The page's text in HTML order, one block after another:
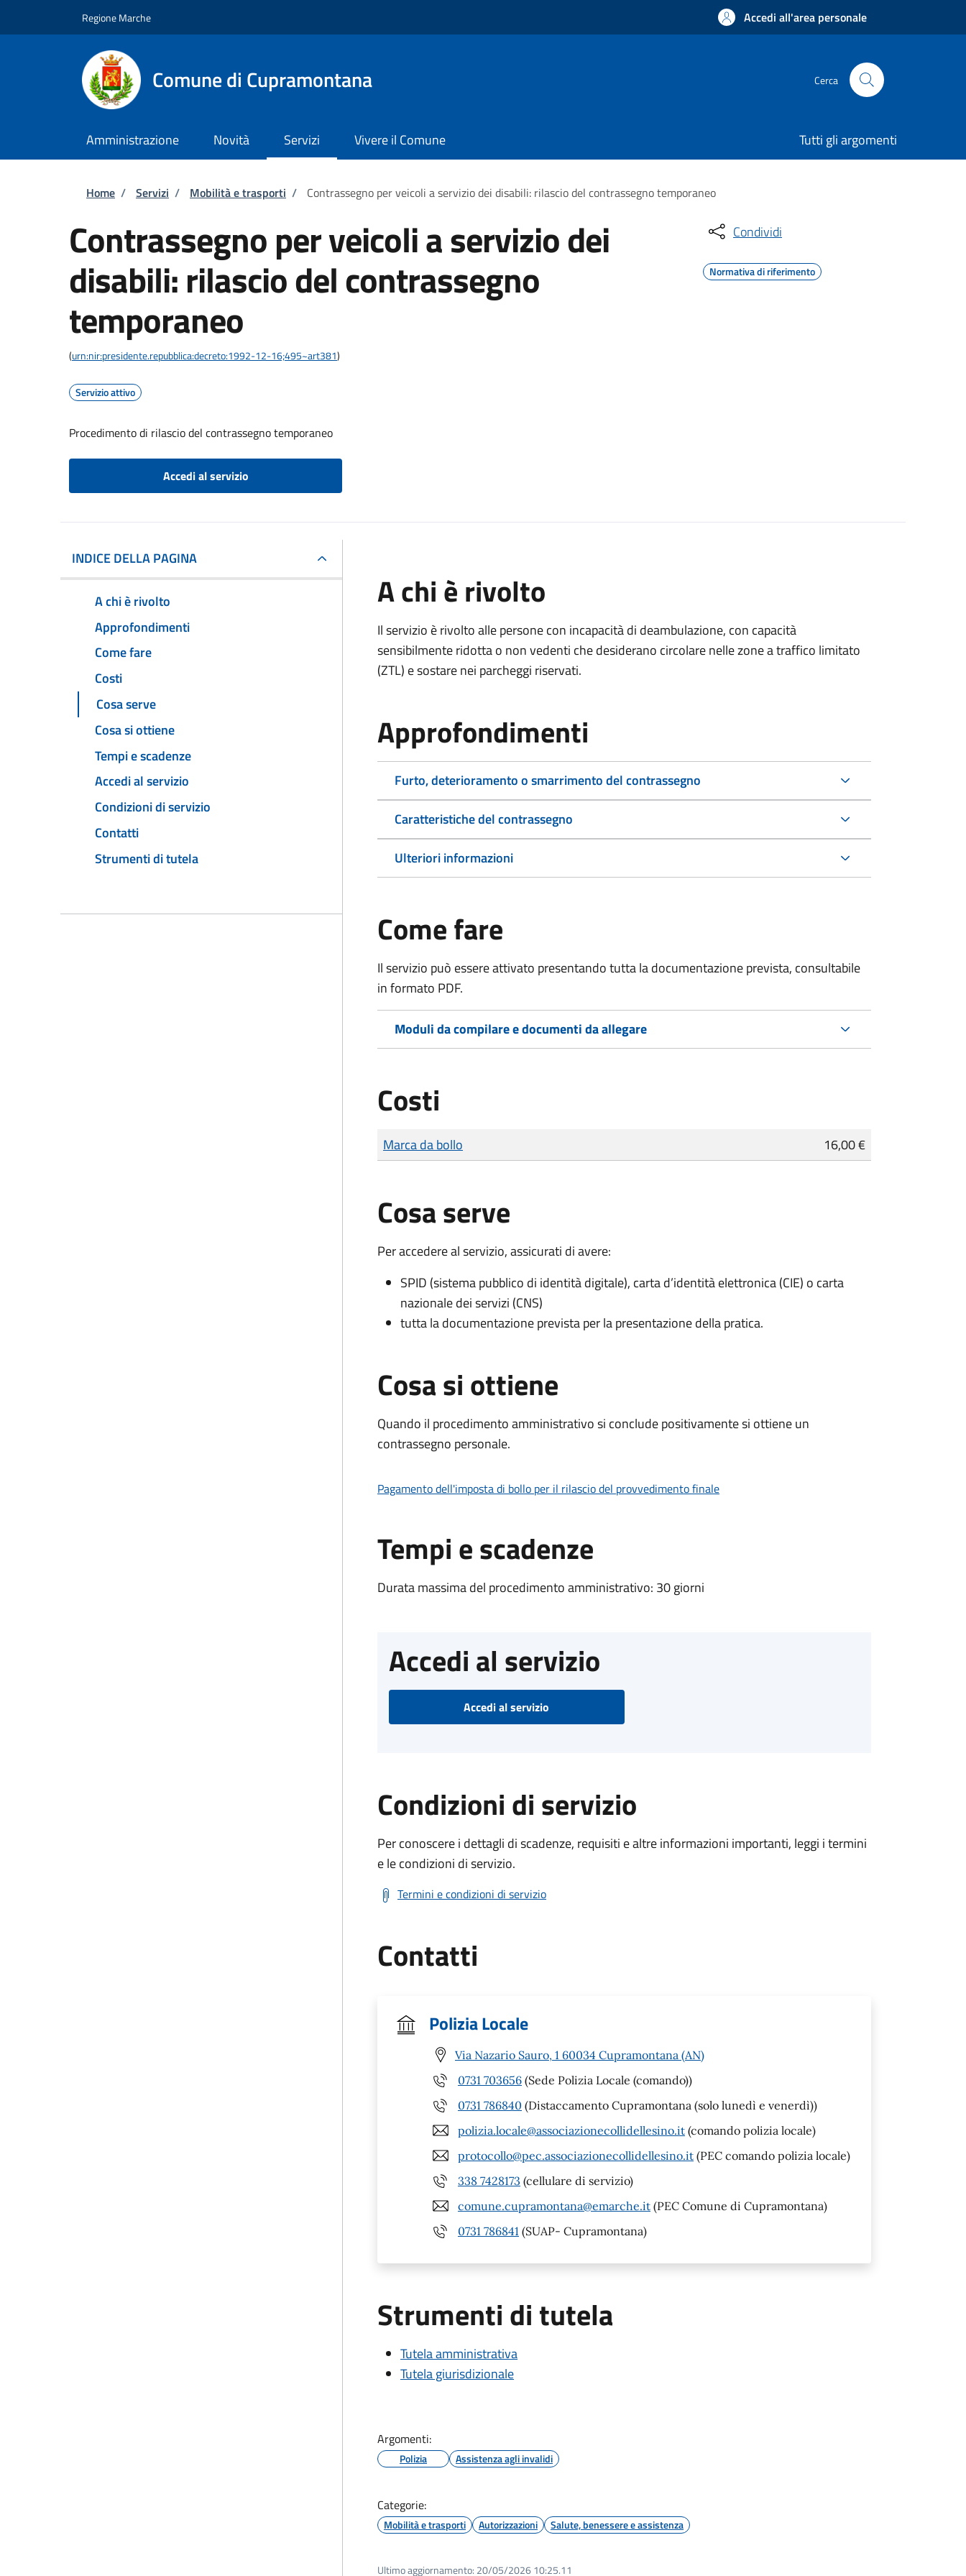
Regione Marche Accedi all'area personale
Comune di Cupramontana Cerca
Amministrazione Novità Servizi Vivere il Comune Tutti gli argomenti
Briciole di pane
Home / Servizi / Mobilità e trasporti / Contrassegno per veicoli a servizio dei disabili: rilascio del contrassegno temporaneo
Contrassegno per veicoli a servizio dei
disabili: rilascio del contrassegno
temporaneo
(urn:nir:presidente.repubblica:decreto:1992-12-16;495~art381)
Servizio attivo
Procedimento di rilascio del contrassegno temporaneo
Accedi al servizio
Condividi
Normativa di riferimento
INDICE DELLA PAGINA
A chi è rivolto
Approfondimenti
Come fare
Costi
Cosa serve
Cosa si ottiene
Tempi e scadenze
Accedi al servizio
Condizioni di servizio
Contatti
Strumenti di tutela
A chi è rivolto
Il servizio è rivolto alle persone con incapacità di deambulazione, con capacità
sensibilmente ridotta o non vedenti che desiderano circolare nelle zone a traffico limitato
(ZTL) e sostare nei parcheggi riservati.
Approfondimenti
Furto, deterioramento o smarrimento del contrassegno
Caratteristiche del contrassegno
Ulteriori informazioni
Come fare
Il servizio può essere attivato presentando tutta la documentazione prevista, consultabile
in formato PDF.
Moduli da compilare e documenti da allegare
Costi
Tipo di pagamento
Importo
Marca da bollo 16,00 €
Cosa serve
Per accedere al servizio, assicurati di avere:
SPID (sistema pubblico di identità digitale), carta d’identità elettronica (CIE) o carta
nazionale dei servizi (CNS)
tutta la documentazione prevista per la presentazione della pratica.
Cosa si ottiene
Quando il procedimento amministrativo si conclude positivamente si ottiene un
contrassegno personale.
Pagamento dell'imposta di bollo per il rilascio del provvedimento finale
Tempi e scadenze
Durata massima del procedimento amministrativo: 30 giorni
Accedi al servizio
Accedi al servizio
Condizioni di servizio
Per conoscere i dettagli di scadenze, requisiti e altre informazioni importanti, leggi i termini
e le condizioni di servizio.
Termini e condizioni di servizio
Contatti
Polizia Locale
Via Nazario Sauro, 1 60034 Cupramontana (AN)
0731 703656 (Sede Polizia Locale (comando))
0731 786840 (Distaccamento Cupramontana (solo lunedì e venerdì))
polizia.locale@associazionecollidellesino.it (comando polizia locale)
protocollo@pec.associazionecollidellesino.it (PEC comando polizia locale)
338 7428173 (cellulare di servizio)
comune.cupramontana@emarche.it (PEC Comune di Cupramontana)
0731 786841 (SUAP- Cupramontana)
Strumenti di tutela
Tutela amministrativa
Tutela giurisdizionale
Argomenti:
Polizia Assistenza agli invalidi
Categorie:
Mobilità e trasporti Autorizzazioni Salute, benessere e assistenza
Ultimo aggiornamento: 20/05/2026 10:25.11